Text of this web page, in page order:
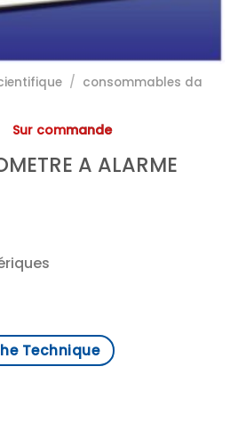
/ consommables da
Sur commande
A ALARME
Technique